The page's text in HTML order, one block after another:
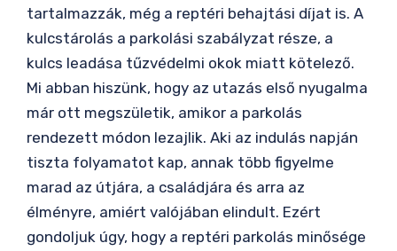
tartalmazzák, még a reptéri behajtási díjat is. A
kulcstárolás a parkolási szabályzat része, a
kulcs leadása tűzvédelmi okok miatt kötelező.
Mi abban hiszünk, hogy az utazás első nyugalma
már ott megszületik, amikor a parkolás
rendezett módon lezajlik. Aki az indulás napján
tiszta folyamatot kap, annak több figyelme
marad az útjára, a családjára és arra az
élményre, amiért valójában elindult. Ezért
gondoljuk úgy, hogy a reptéri parkolás minősége